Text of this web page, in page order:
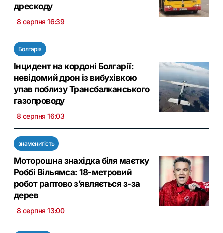
дрескоду
8 серпня 16:39
Болгарія
Інцидент на кордоні Болгарії:
невідомий дрон із вибухівкою
упав поблизу Трансбалканського
газопроводу
8 серпня 16:03
знаменитість
Моторошна знахідка біля маєтку
Роббі Вільямса: 18-метровий
робот раптово з’являється з-за
дерев
8 серпня 13:00